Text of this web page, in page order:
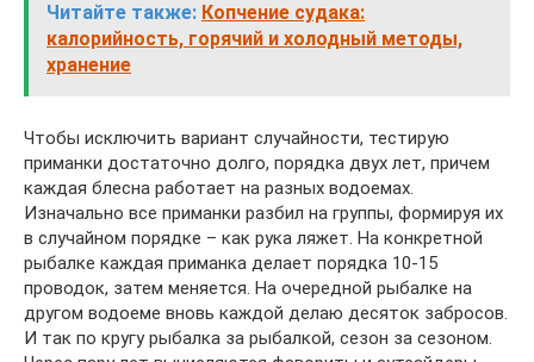
Читайте также: Копчение судака:
калорийность, горячий и холодный методы,
хранение
Чтобы исключить вариант случайности, тестирую
приманки достаточно долго, порядка двух лет, причем
каждая блесна работает на разных водоемах.
Изначально все приманки разбил на группы, формируя их
в случайном порядке – как рука ляжет. На конкретной
рыбалке каждая приманка делает порядка 10-15
проводок, затем меняется. На очередной рыбалке на
другом водоеме вновь каждой делаю десяток забросов.
И так по кругу рыбалка за рыбалкой, сезон за сезоном.